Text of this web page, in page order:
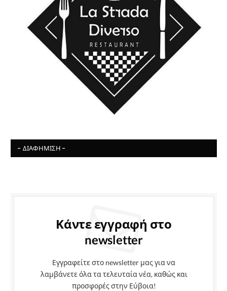
- ΔΙΑΦΉΜΙΣΗ -
Κάντε εγγραφή στο
newsletter
Εγγραφείτε στο newsletter μας για να
λαμβάνετε όλα τα τελευταία νέα, καθώς και
προσφορές στην Εύβοια!